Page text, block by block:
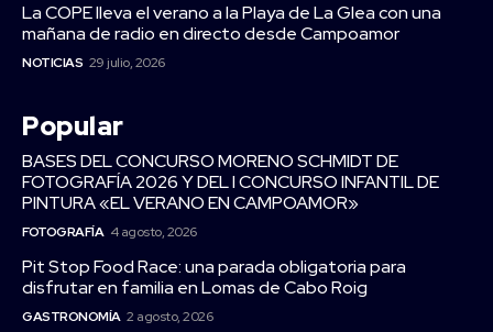
La COPE lleva el verano a la Playa de La Glea con una
mañana de radio en directo desde Campoamor
NOTICIAS 29 julio, 2026
Popular
BASES DEL CONCURSO MORENO SCHMIDT DE
FOTOGRAFÍA 2026 Y DEL I CONCURSO INFANTIL DE
PINTURA «EL VERANO EN CAMPOAMOR»
FOTOGRAFÍA 4 agosto, 2026
Pit Stop Food Race: una parada obligatoria para
disfrutar en familia en Lomas de Cabo Roig
GASTRONOMÍA 2 agosto, 2026